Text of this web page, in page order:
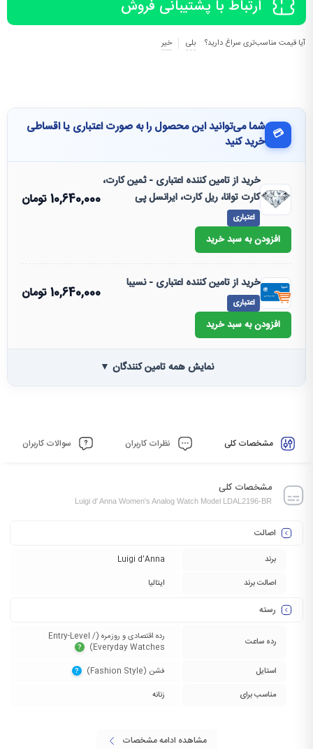
ارتباط با پشتیبانی فروش
آیا قیمت مناسب‌تری سراغ دارید؟ بلی خیر
💳 شما می‌توانید این محصول را به صورت اعتباری یا اقساطی
خرید کنید
خرید از تامین کننده اعتباری - ثمین کارت،
کارت توانا، ریل کارت، ایرانسل پی
اعتباری
10,640,000تومان
افزودن به سبد خرید
خرید از تامین کننده اعتباری - نسیبا
اعتباری
10,640,000تومان
افزودن به سبد خرید
نمایش همه تامین کنندگان ▼
مشخصات کلی نظرات کاربران سوالات کاربران
مشخصات کلی
Luigi d' Anna Women's Analog Watch Model LDAL2196-BR
اصالت
برند
Luigi d’Anna
اصالت برند
ایتالیا
رسته
رده ساعت
رده اقتصادی و روزمره (Entry-Level /
Everyday Watches)‏
?
استایل فشن (Fashion Style)‏ ?
مناسب برای زنانه
مشاهده ادامه مشخصات